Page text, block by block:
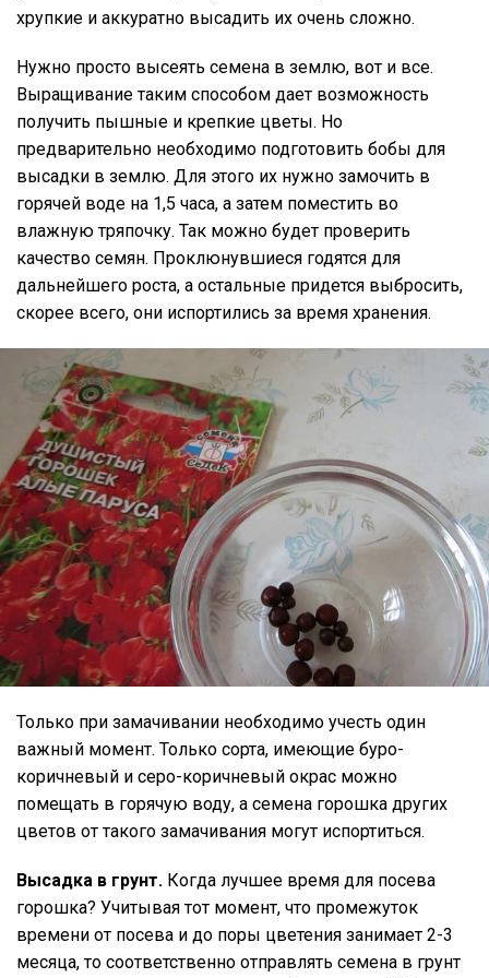
хрупкие и аккуратно высадить их очень сложно.
Нужно просто высеять семена в землю, вот и все.
Выращивание таким способом дает возможность
получить пышные и крепкие цветы. Но
предварительно необходимо подготовить бобы для
высадки в землю. Для этого их нужно замочить в
горячей воде на 1,5 часа, а затем поместить во
влажную тряпочку. Так можно будет проверить
качество семян. Проклюнувшиеся годятся для
дальнейшего роста, а остальные придется выбросить,
скорее всего, они испортились за время хранения.
Только при замачивании необходимо учесть один
важный момент. Только сорта, имеющие буро-
коричневый и серо-коричневый окрас можно
помещать в горячую воду, а семена горошка других
цветов от такого замачивания могут испортиться.
Высадка в грунт. Когда лучшее время для посева
горошка? Учитывая тот момент, что промежуток
времени от посева и до поры цветения занимает 2-3
месяца, то соответственно отправлять семена в грунт